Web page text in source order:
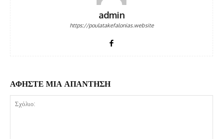
admin
https://poulatakefalonias.website
ΑΦΗΣΤΕ ΜΙΑ ΑΠΑΝΤΗΣΗ